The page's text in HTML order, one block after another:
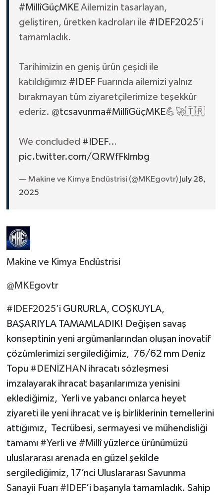
#MillîGüçMKEAilemizin tasarlayan,
geliştiren, üretken kadroları ile #IDEF2025’i
tamamladık.
Tarihimizin en geniş ürün çeşidi ile
katıldığımız #IDEFFuarında ailemizi yalnız
bırakmayan tüm ziyaretçilerimize teşekkür
ederiz. @tcsavunma#MillîGüçMKE💪🚀🇹🇷
We concluded #IDEF…
pic.twitter.com/QRWfFklmbg
— Makine ve Kimya Endüstrisi (@MKEgovtr) July 28,
2025
Makine ve Kimya Endüstrisi
@MKEgovtr
#IDEF2025’i GURURLA, COŞKUYLA,
BAŞARIYLA TAMAMLADIK! Değişen savaş
konseptinin yeni argümanlarından oluşan inovatif
çözümlerimizi sergilediğimiz, 76/62 mm Deniz
Topu #DENİZHAN ihracatı sözleşmesi
imzalayarak ihracat başarılarımıza yenisini
eklediğimiz, Yerli ve yabancı onlarca heyet
ziyareti ile yeni ihracat ve iş birliklerinin temellerini
attığımız, Tecrübesi, sermayesi ve mühendisliği
tamamı #Yerli ve #Millîyüzlerce ürünümüzü
uluslararası arenada en güzel şekilde
sergilediğimiz, 17’nci Uluslararası Savunma
Sanayii Fuarı #IDEF’i başarıyla tamamladık. Sahip